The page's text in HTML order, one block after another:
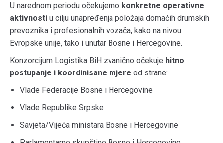
U narednom periodu očekujemo konkretne operativne
aktivnosti u cilju unapređenja položaja domaćih drumskih
prevoznika i profesionalnih vozača, kako na nivou
Evropske unije, tako i unutar Bosne i Hercegovine.
Konzorcijum Logistika BiH zvanično očekuje hitno
postupanje i koordinisane mjere od strane:
Vlade Federacije Bosne i Hercegovine
Vlade Republike Srpske
Savjeta/Vijeća ministara Bosne i Hercegovine